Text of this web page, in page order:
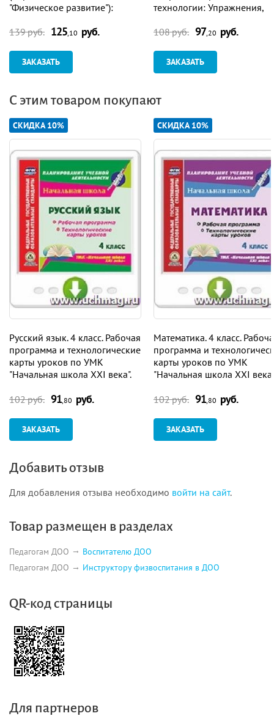
"Физическое развитие"):
художественная гимнастика.
139 руб. 125,10 руб.
ЗАКАЗАТЬ
технологии: Упражнения,
стихах
108 руб. 97,20 руб.
ЗАКАЗАТЬ
С этим товаром покупают
СКИДКА 10%
Русский язык. 4 класс. Рабочая
программа и технологические
карты уроков по УМК
"Начальная школа XXI века".
через Интернет
102 руб. 91 ,80 руб.
ЗАКАЗАТЬ
СКИДКА 10%
Математика. 4 класс.
программа и
карты уроков по УМК
"Начальная школа XXI
через Интернет
102 руб. 91 ,80 руб.
ЗАКАЗАТЬ
Добавить отзыв
Для добавления отзыва необходимо войти на сайт.
Товар размещен в разделах
Педагогам ДОО
Воспитателю ДОО
Педагогам ДОО
Инструктору физвоспитания в ДОО
QR-код страницы
Для партнеров